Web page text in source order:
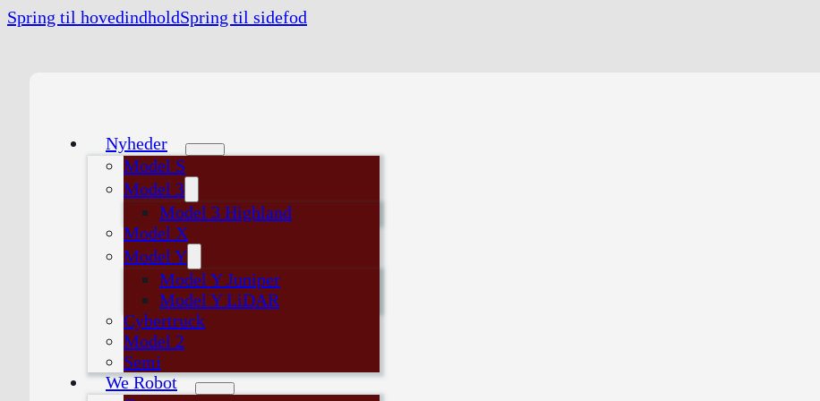
Spring til hovedindholdSpring til sidefod
Nyheder
Model S
Model 3
Model 3 Highland
Model X
Model Y
Model Y Juniper
Model Y LiDAR
Cybertruck
Model 2
Semi
We Robot